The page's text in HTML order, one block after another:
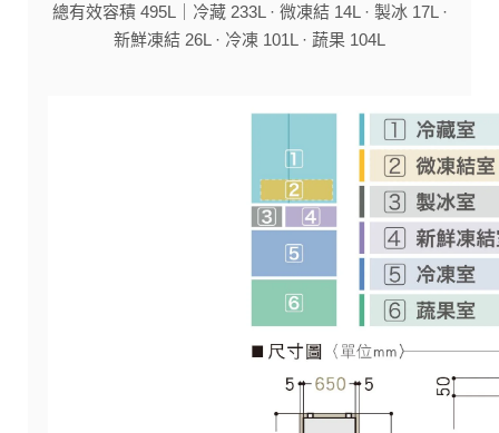
總有效容積 495L｜冷藏 233L · 微凍結 14L · 製冰 17L ·
新鮮凍結 26L · 冷凍 101L · 蔬果 104L